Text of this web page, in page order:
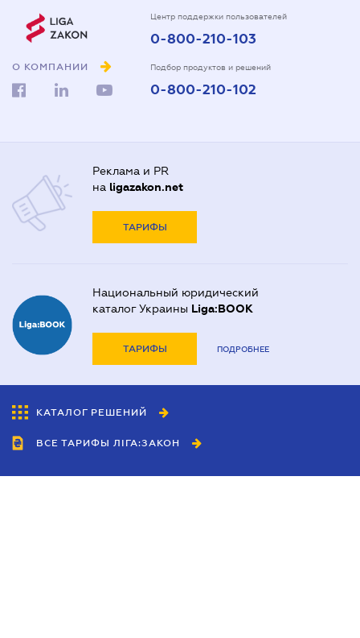
О КОМПАНИИ
Центр поддержки пользователей
0-800-210-103
Подбор продуктов и решений
0-800-210-102
Реклама и PR
на ligazakon.net
ТАРИФЫ
Национальный юридический
каталог Украины Liga:BOOK
ТАРИФЫ ПОДРОБНЕЕ
КАТАЛОГ РЕШЕНИЙ
ВСЕ ТАРИФЫ ЛІГА:ЗАКОН